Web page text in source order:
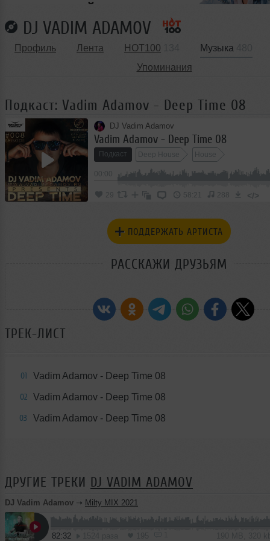
DJ VADIM ADAMOV
Профиль Лента HOT100 Музыка
Упоминания
Подкаст: Vadim Adamov - Deep Time 08
DJ Vadim Adamov
Vadim Adamov - Deep Time 08
Подкаст Deep House House
29 58:21 288 </>
ПОДДЕРЖАТЬ АРТИСТА
РАССКАЖИ ДРУЗЬЯМ
ТРЕК-ЛИСТ
01 Vadim Adamov - Deep Time 08
02 Vadim Adamov - Deep Time 08
03 Vadim Adamov - Deep Time 08
ДРУГИЕ ТРЕКИ DJ VADIM ADAMOV
DJ Vadim Adamov ➝ Milty MIX 2021
82:32